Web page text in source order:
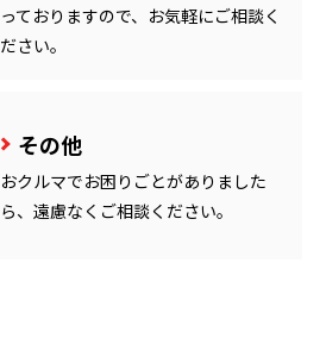
っておりますので、お気軽にご相談く
ださい。
その他
おクルマでお困りごとがありました
ら、遠慮なくご相談ください。